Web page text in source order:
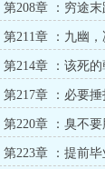
第208章 ：穷途末
第211章 ：九幽，
第214章 ：该死的
第217章 ：必要
第220章 ：臭不
第223章 ：提前